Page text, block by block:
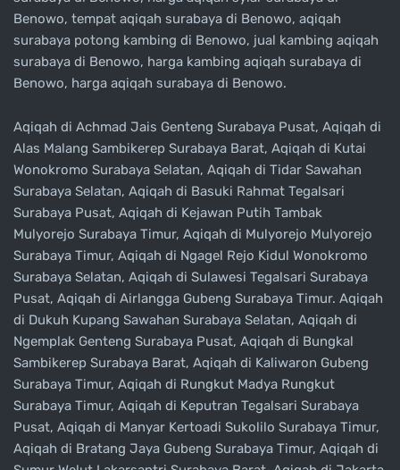
Benowo, tempat aqiqah surabaya di Benowo, aqiqah
surabaya potong kambing di Benowo, jual kambing aqiqah
surabaya di Benowo, harga kambing aqiqah surabaya di
Benowo, harga aqiqah surabaya di Benowo.
Aqiqah di Achmad Jais Genteng Surabaya Pusat, Aqiqah di
Alas Malang Sambikerep Surabaya Barat, Aqiqah di Kutai
Wonokromo Surabaya Selatan, Aqiqah di Tidar Sawahan
Surabaya Selatan, Aqiqah di Basuki Rahmat Tegalsari
Surabaya Pusat, Aqiqah di Kejawan Putih Tambak
Mulyorejo Surabaya Timur, Aqiqah di Mulyorejo Mulyorejo
Surabaya Timur, Aqiqah di Ngagel Rejo Kidul Wonokromo
Surabaya Selatan, Aqiqah di Sulawesi Tegalsari Surabaya
Pusat, Aqiqah di Airlangga Gubeng Surabaya Timur. Aqiqah
di Dukuh Kupang Sawahan Surabaya Selatan, Aqiqah di
Ngemplak Genteng Surabaya Pusat, Aqiqah di Bungkal
Sambikerep Surabaya Barat, Aqiqah di Kaliwaron Gubeng
Surabaya Timur, Aqiqah di Rungkut Madya Rungkut
Surabaya Timur, Aqiqah di Keputran Tegalsari Surabaya
Pusat, Aqiqah di Manyar Kertoadi Sukolilo Surabaya Timur,
Aqiqah di Bratang Jaya Gubeng Surabaya Timur, Aqiqah di